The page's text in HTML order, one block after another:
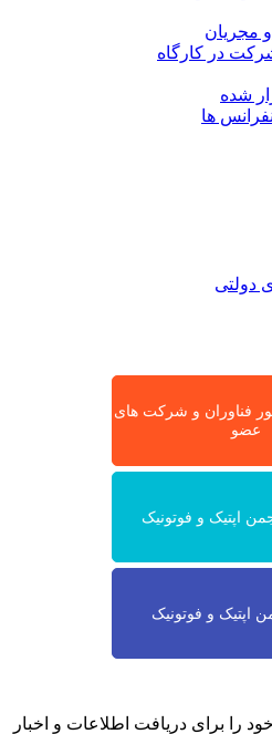
در کارگاه
شده
ها
فناوران و شرکت های
عضو
اپتیک و فوتونیک
اپتیک و فوتونیک
را برای دریافت اطلاعات و اخبار